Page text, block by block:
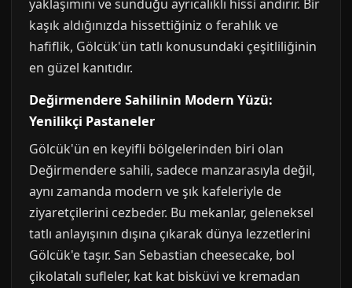
yaklaşımını ve sunduğu ayrıcalıklı hissi andırır. Bir
kaşık aldığınızda hissettiğiniz o ferahlık ve
hafiflik, Gölcük'ün tatlı konusundaki çeşitliliğinin
en güzel kanıtıdır.
Değirmendere Sahilinin Modern Yüzü:
Yenilikçi Pastaneler
Gölcük'ün en keyifli bölgelerinden biri olan
Değirmendere sahili, sadece manzarasıyla değil,
aynı zamanda modern ve şık kafeleriyle de
ziyaretçilerini cezbeder. Bu mekanlar, geleneksel
tatlı anlayışının dışına çıkarak dünya lezzetlerini
Gölcük'e taşır. San Sebastian cheesecake, bol
çikolatalı sufleler, kat kat bisküvi ve kremadan